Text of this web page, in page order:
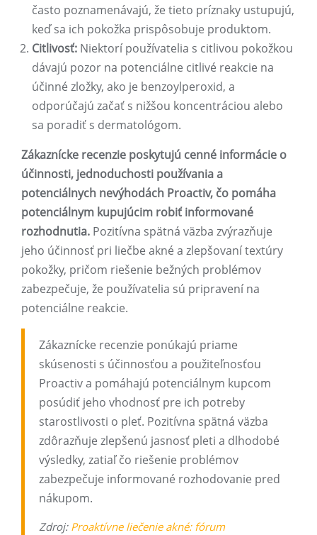
často poznamenávajú, že tieto príznaky ustupujú,
keď sa ich pokožka prispôsobuje produktom.
Citlivosť: Niektorí používatelia s citlivou pokožkou
dávajú pozor na potenciálne citlivé reakcie na
účinné zložky, ako je benzoylperoxid, a
odporúčajú začať s nižšou koncentráciou alebo
sa poradiť s dermatológom.
Zákaznícke recenzie poskytujú cenné informácie o
účinnosti, jednoduchosti používania a
potenciálnych nevýhodách Proactiv, čo pomáha
potenciálnym kupujúcim robiť informované
rozhodnutia. Pozitívna spätná väzba zvýrazňuje
jeho účinnosť pri liečbe akné a zlepšovaní textúry
pokožky, pričom riešenie bežných problémov
zabezpečuje, že používatelia sú pripravení na
potenciálne reakcie.
Zákaznícke recenzie ponúkajú priame
skúsenosti s účinnosťou a použiteľnosťou
Proactiv a pomáhajú potenciálnym kupcom
posúdiť jeho vhodnosť pre ich potreby
starostlivosti o pleť. Pozitívna spätná väzba
zdôrazňuje zlepšenú jasnosť pleti a dlhodobé
výsledky, zatiaľ čo riešenie problémov
zabezpečuje informované rozhodovanie pred
nákupom.
Zdroj: Proaktívne liečenie akné: fórum